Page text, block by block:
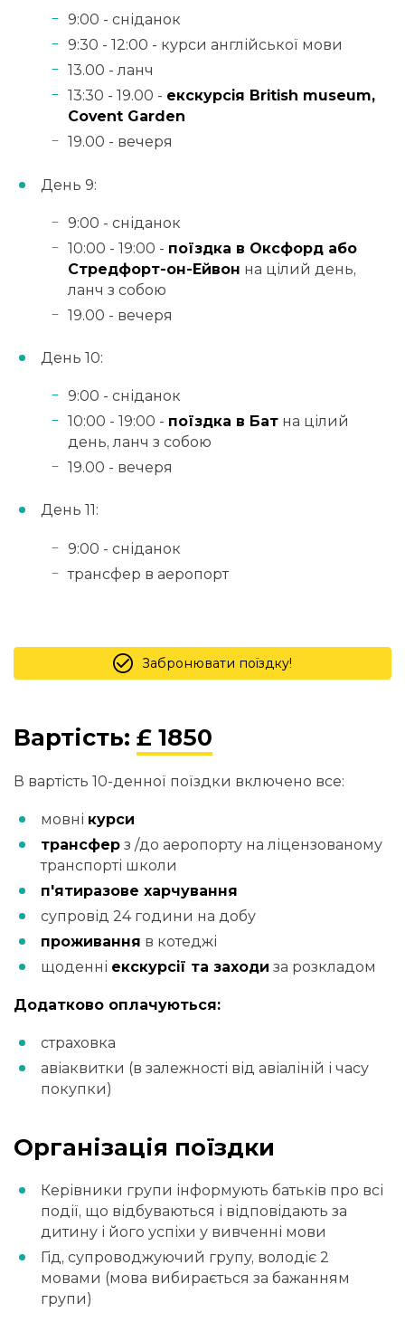
9:00 - сніданок
9:30 - 12:00 - курси англійської мови
13.00 - ланч
13:30 - 19.00 - екскурсія British museum,
Covent Garden
19.00 - вечеря
День 9:
9:00 - сніданок
10:00 - 19:00 - поїздка в Оксфорд або
Стредфорт-он-Ейвон на цілий день,
ланч з собою
19.00 - вечеря
День 10:
9:00 - сніданок
10:00 - 19:00 - поїздка в Бат на цілий
день, ланч з собою
19.00 - вечеря
День 11:
9:00 - сніданок
трансфер в аеропорт
Забронювати поїздку!
Вартість: £ 1850
В вартість 10-денної поїздки включено все:
мовні курси
трансфер з /до аеропорту на ліцензованому
транспорті школи
п'ятиразове харчування
супровід 24 години на добу
проживання в котеджі
щоденні екскурсії та заходи за розкладом
Додатково оплачуються:
страховка
авіаквитки (в залежності від авіаліній і часу
покупки)
Організація поїздки
Керівники групи інформують батьків про всі
події, що відбуваються і відповідають за
дитину і його успіхи у вивченні мови
Гід, супроводжуючий групу, володіє 2
мовами (мова вибирається за бажанням
групи)